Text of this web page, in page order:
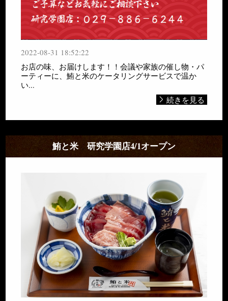
2022-08-31 18:52:22
お店の味、お届けします！！会議や家族の催し物・パ
ーティーに、鮪と米のケータリングサービスで温か
い...
続きを見る
鮪と米 研究学園店4/1オープン